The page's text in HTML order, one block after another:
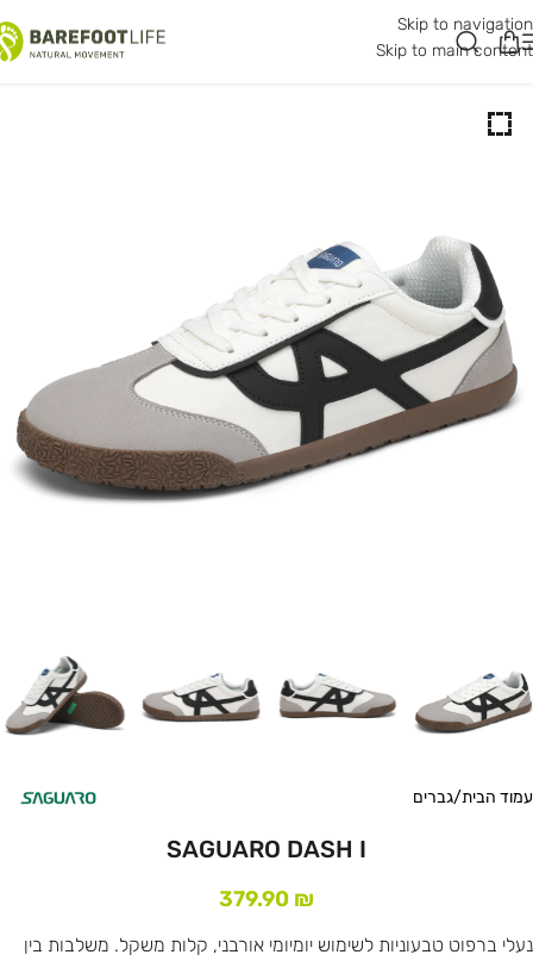
Skip to navigation
Skip to main content
עמוד הבית/גברים
SAGUARO DASH I
379.90 ₪
נעלי ברפוט טבעוניות לשימוש יומיומי אורבני, קלות משקל. משלבות בין